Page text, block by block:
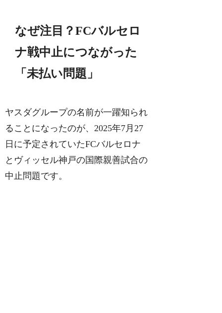
なぜ注目？FCバルセロ
ナ戦中止につながった
「未払い問題」
ヤスダグループの名前が一躍知られ
ることになったのが、2025年7月27
日に予定されていたFCバルセロナ
とヴィッセル神戸の国際親善試合の
中止問題です。